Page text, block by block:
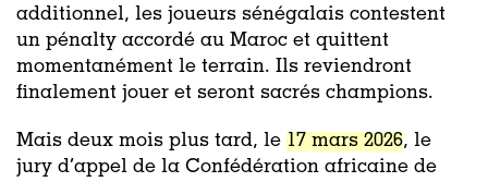
additionnel, les joueurs sénégalais contestent
un pénalty accordé au Maroc et quittent
momentanément le terrain. Ils reviendront
finalement jouer et seront sacrés champions.
Mais deux mois plus tard, le 17 mars 2026, le
jury d’appel de la Confédération africaine de